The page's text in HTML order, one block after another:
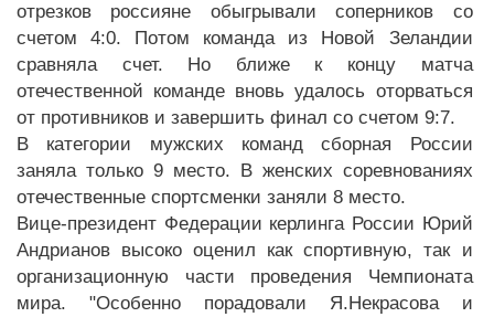
отрезков россияне обыгрывали соперников со
счетом 4:0. Потом команда из Новой Зеландии
сравняла счет. Но ближе к концу матча
отечественной команде вновь удалось оторваться
от противников и завершить финал со счетом 9:7.
В категории мужских команд сборная России
заняла только 9 место. В женских соревнованиях
отечественные спортсменки заняли 8 место.
Вице-президент Федерации керлинга России Юрий
Андрианов высоко оценил как спортивную, так и
организационную части проведения Чемпионата
мира. "Особенно порадовали Я.Некрасова и